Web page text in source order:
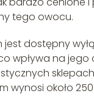
tego owocu.
jest dostępny
wpływa na jego
wynosi około 250